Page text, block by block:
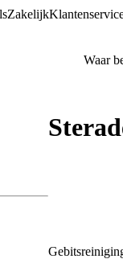
Zakelijk